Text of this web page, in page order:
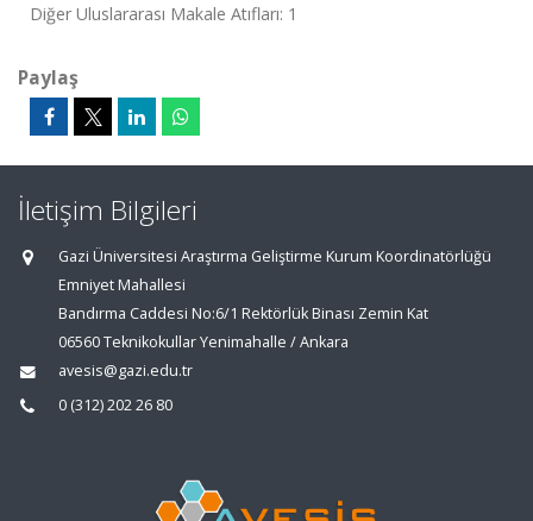
Diğer Uluslararası Makale Atıfları: 1
Paylaş
İletişim Bilgileri
Gazi Üniversitesi Araştırma Geliştirme Kurum Koordinatörlüğü
Emniyet Mahallesi
Bandırma Caddesi No:6/1 Rektörlük Binası Zemin Kat
06560 Teknikokullar Yenimahalle / Ankara
avesis@gazi.edu.tr
0 (312) 202 26 80